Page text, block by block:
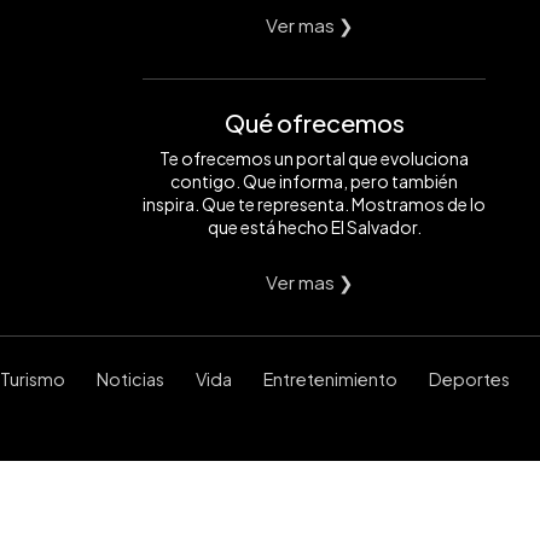
Ver mas ❯
Qué ofrecemos
Te ofrecemos un portal que evoluciona
contigo. Que informa, pero también
inspira. Que te representa. Mostramos de lo
que está hecho El Salvador.
Ver mas ❯
Turismo Noticias Vida Entretenimiento Deportes